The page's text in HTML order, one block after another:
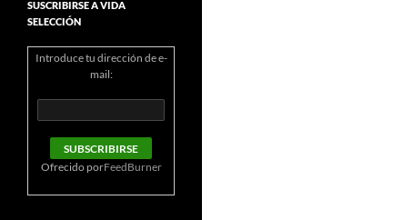
SUSCRIBIRSE A VIDA
SELECCIÓN
Introduce tu dirección de e-
mail:
Ofrecido porFeedBurner